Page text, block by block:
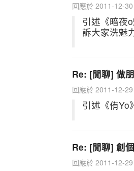
回應於 2011-12-
引述《暗夜
訴大家洗魅
Re: [閒聊] 做
回應於 2011-12-
引述《侑Yo
Re: [閒聊] 創
回應於 2011-12-